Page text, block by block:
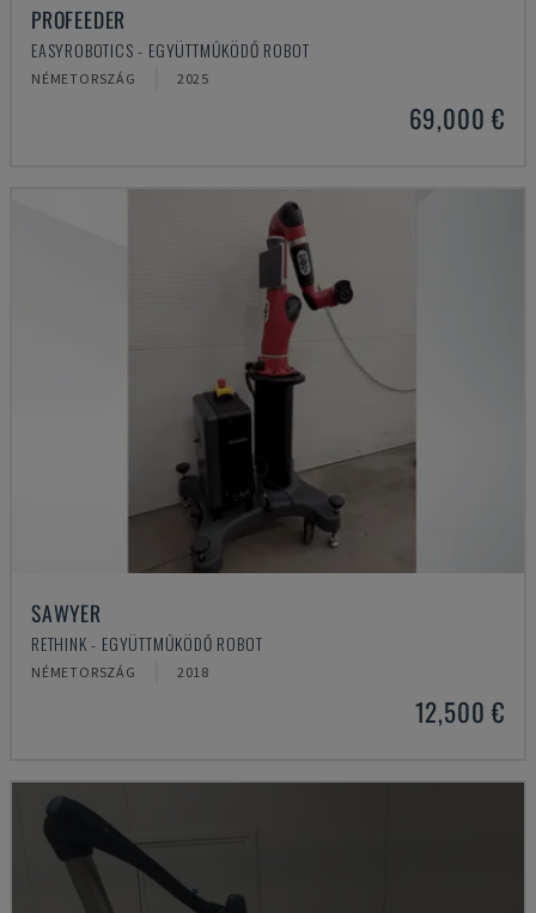
PROFEEDER
EASYROBOTICS - EGYÜTTMŰKÖDŐ ROBOT
NÉMETORSZÁG 2025
69,000 €
SAWYER
RETHINK - EGYÜTTMŰKÖDŐ ROBOT
NÉMETORSZÁG 2018
12,500 €